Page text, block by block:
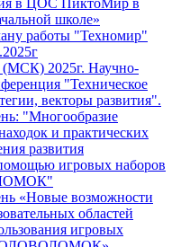
в ЦОС ПиктоМир в
школе»
работы "Техномир"
(МСК) 2025г. Научно-
"Техническое
векторы развития".
"Многообразие
и практических
развития
игровых наборов
«Новые возможности
областей
игровых